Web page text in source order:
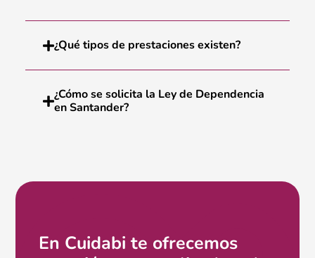
¿Qué tipos de prestaciones existen?
¿Cómo se solicita la Ley de Dependencia
en Santander?
En Cuidabi te ofrecemos